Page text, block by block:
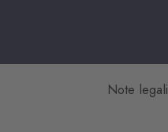
Note legali